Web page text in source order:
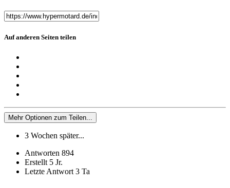
Auf anderen Seiten teilen
Mehr Optionen zum Teilen...
3 Wochen später...
Antworten 894
Erstellt 5 Jr.
Letzte Antwort 3 Ta